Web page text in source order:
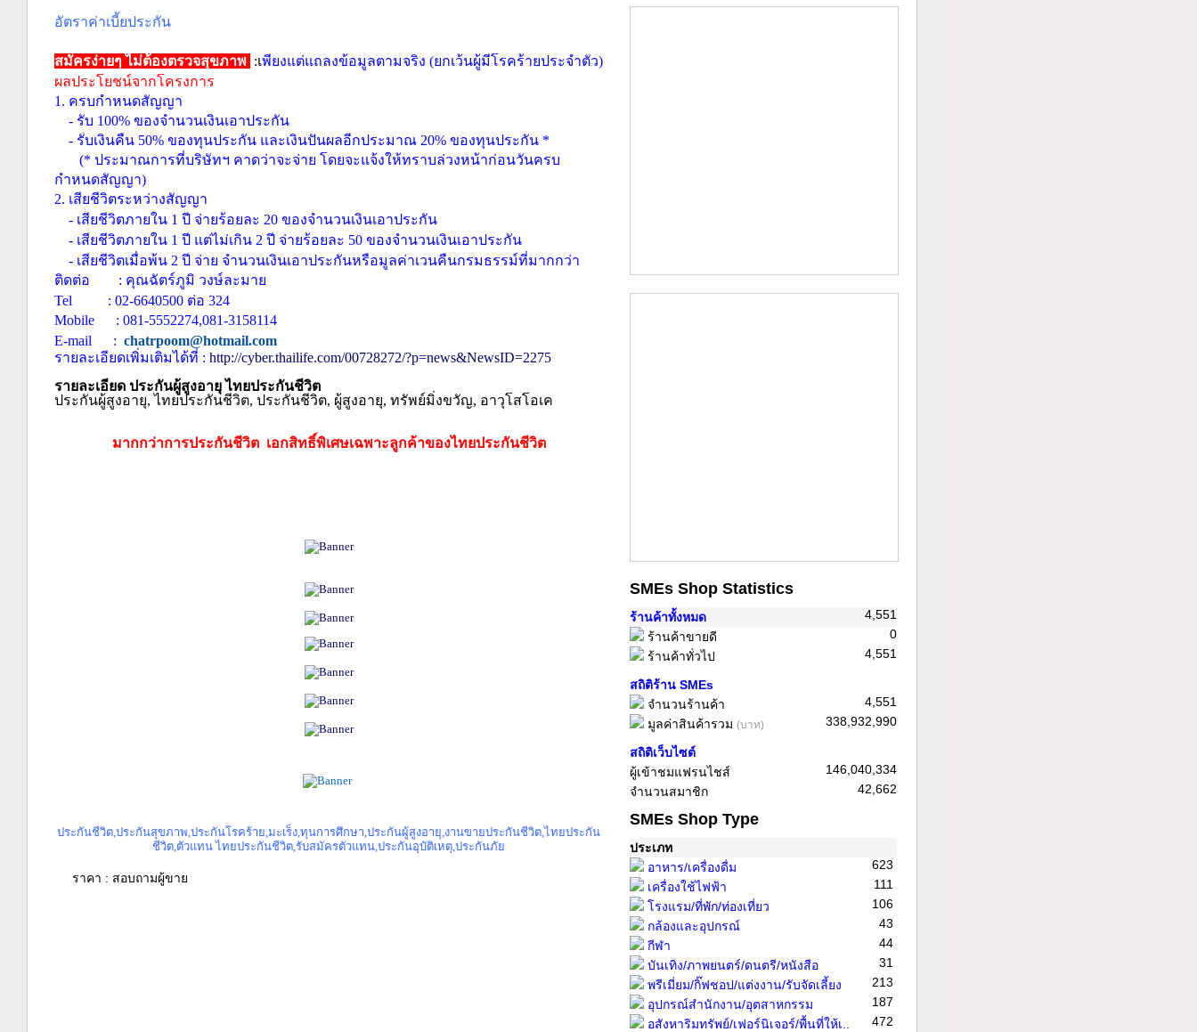
อัตราค่าเบี้ยประกัน
สมัครง่ายๆ ไม่ต้องตรวจสุขภาพ :เพียงแต่แถลงข้อมูลตามจริง (ยกเว้นผู้มีโรคร้ายประจำตัว)
ผลประโยชน์จากโครงการ
1. ครบกำหนดสัญญา
- รับ 100% ของจำนวนเงินเอาประกัน
- รับเงินคืน 50% ของทุนประกัน และเงินปันผลอีกประมาณ 20% ของทุนประกัน *
(* ประมาณการที่บริษัทฯ คาดว่าจะจ่าย โดยจะแจ้งให้ทราบล่วงหน้าก่อนวันครบ
กำหนดสัญญา)
2. เสียชีวิตระหว่างสัญญา
- เสียชีวิตภายใน 1 ปี จ่ายร้อยละ 20 ของจำนวนเงินเอาประกัน
- เสียชีวิตภายใน 1 ปี แต่ไม่เกิน 2 ปี จ่ายร้อยละ 50 ของจำนวนเงินเอาประกัน
- เสียชีวิตเมื่อพ้น 2 ปี จ่าย จำนวนเงินเอาประกันหรือมูลค่าเวนคืนกรมธรรม์ที่มากกว่า
ติดต่อ : คุณฉัตร์ภูมิ วงษ์ละมาย
Tel : 02-6640500 ต่อ 324
Mobile : 081-5552274,081-3158114
E-mail : chatrpoom@hotmail.com
รายละเอียดเพิ่มเติมได้ที่ : http://cyber.thailife.com/00728272/?p=news&NewsID=2275
รายละเอียด ประกันผู้สูงอายุ ไทยประกันชีวิต
ประกันผู้สูงอายุ, ไทยประกันชีวิต, ประกันชีวิต, ผู้สูงอายุ, ทรัพย์มิ่งขวัญ, อาวุโสโอเค
มากกว่าการประกันชีวิต เอกสิทธิ์พิเศษเฉพาะลูกค้าของไทยประกันชีวิต
ประกันชีวิต,ประกันสุขภาพ,ประกันโรคร้าย,มะเร็ง,ทุนการศึกษา,ประกันผู้สูงอายุ,งานขายประกันชีวิต,ไทยประกัน
ชีวิต,ตัวแทน ไทยประกันชีวิต,รับสมัครตัวแทน,ประกันอุบัติเหตุ,ประกันภัย
ราคา : สอบถามผู้ขาย
SMEs Shop Statistics
ร้านค้าทั้งหมด
4,551
ร้านค้าขายดี
0
ร้านค้าทั่วไป
4,551
สถิติร้าน SMEs
จำนวนร้านค้า
4,551
มูลค่าสินค้ารวม (บาท) 338,932,990
สถิติเว็บไซต์
ผู้เข้าชมแฟรนไชส์
146,040,334
จำนวนสมาชิก
42,662
SMEs Shop Type
ประเภท
อาหาร/เครื่องดื่ม
623
เครื่องใช้ไฟฟ้า
111
โรงแรม/ที่พัก/ท่องเที่ยว
106
กล้องและอุปกรณ์
43
กีฬา
44
บันเทิง/ภาพยนตร์/ดนตรี/หนังสือ
31
พรีเมี่ยม/กิ๊ฟชอป/แต่งงาน/รับจัดเลี้ยง
213
อุปกรณ์สำนักงาน/อุตสาหกรรม
187
อสังหาริมทรัพย์/เฟอร์นิเจอร์/พื้นที่ให้เ..
472